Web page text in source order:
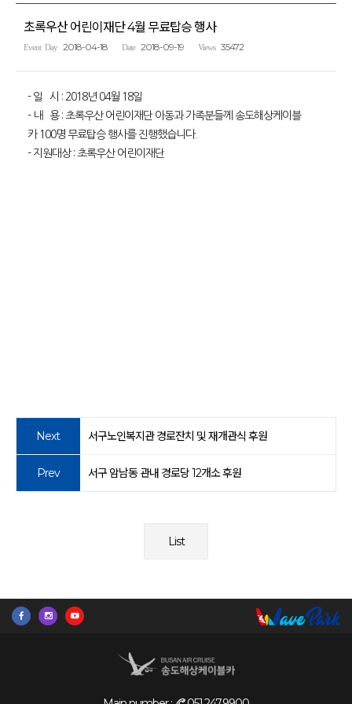
초록우산 어린이재단 4월 무료탑승 행사
Event Day 2018-04-18 Date 2018-09-19 Views 35472
- 일 시 : 2018년 04월 18일
- 내 용 : 초록우산 어린이재단 아동과 가족분들께 송도해상케이블
카 100명 무료탑승 행사를 진행했습니다.
- 지원대상 : 초록우산 어린이재단
Next 서구노인복지관 경로잔치 및 재개관식 후원
Prev 서구 암남동 관내 경로당 12개소 후원
List